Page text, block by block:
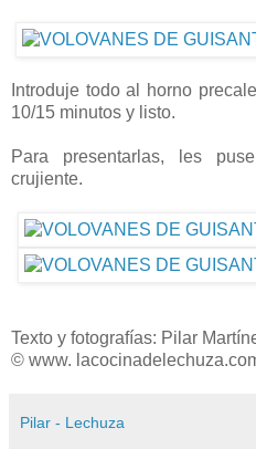
Introduje todo al horno
10/15 minutos y listo.
Para presentarlas, les
crujiente.
Texto y fotografías: Pilar
© www.
Pilar - Lechuza